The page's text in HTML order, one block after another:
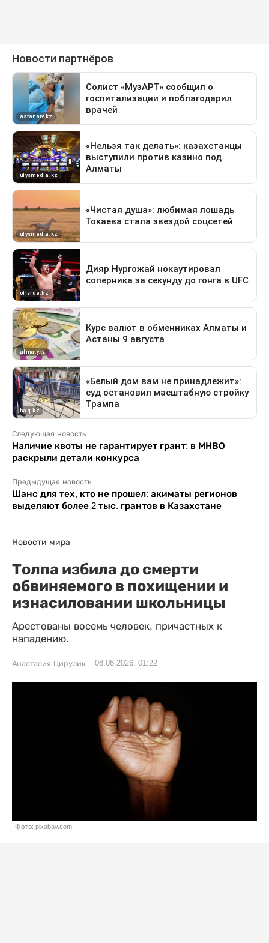
Следующая новость
Наличие квоты не гарантирует грант: в МНВО
раскрыли детали конкурса
Предыдущая новость
Шанс для тех, кто не прошел: акиматы регионов
выделяют более 2 тыс. грантов в Казахстане
Новости мира
Толпа избила до смерти
обвиняемого в похищении и
изнасиловании школьницы
Арестованы восемь человек, причастных к
нападению.
Анастасия Цирулик 08.08.2026, 01:22
Фото: pixabay.com